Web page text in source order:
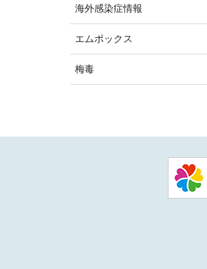
海外感染症情報
エムポックス
梅毒